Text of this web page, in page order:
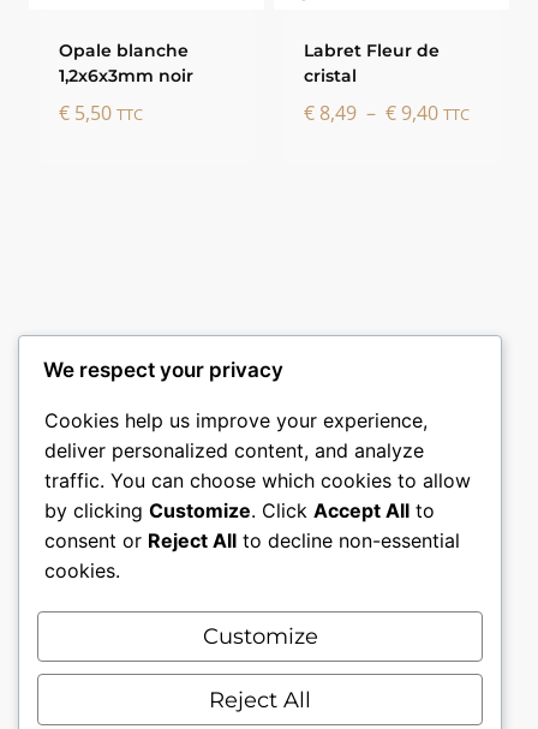
Opale blanche
1,2x6x3mm noir
€5,50 TTC
Labret Fleur de
cristal
€8,49 – €9,40Plage
TTC
Mon compte
Nous contacter.
Conditions générales.
We respect your privacy
Cookies help us improve your experience,
deliver personalized content, and analyze
traffic. You can choose which cookies to allow
by clicking Customize. Click Accept All to
consent or Reject All to decline non-essential
cookies.
Customize
Reject All